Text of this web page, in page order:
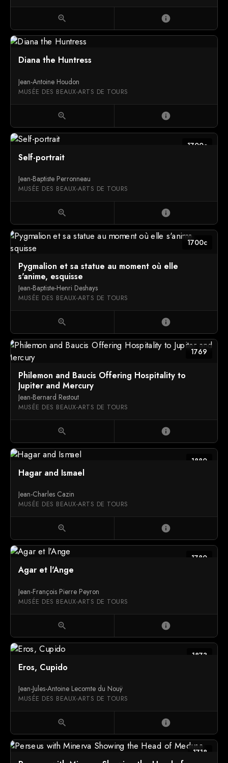
zoom_in info
Diana the Huntress
Jean-Antoine Houdon
MUSÉE DES BEAUX-ARTS DE TOURS
zoom_in info
1700c
Self-portrait
Jean-Baptiste Perronneau
MUSÉE DES BEAUX-ARTS DE TOURS
zoom_in info
1700c
Pygmalion et sa statue au moment où elle
s'anime, esquisse
Jean-Baptiste-Henri Deshays
MUSÉE DES BEAUX-ARTS DE TOURS
zoom_in info
1769
Philemon and Baucis Offering Hospitality to
Jupiter and Mercury
Jean-Bernard Restout
MUSÉE DES BEAUX-ARTS DE TOURS
zoom_in info
1880
Hagar and Ismael
Jean-Charles Cazin
MUSÉE DES BEAUX-ARTS DE TOURS
zoom_in info
1780
Agar et l'Ange
Jean-François Pierre Peyron
MUSÉE DES BEAUX-ARTS DE TOURS
zoom_in info
1873
Eros, Cupido
Jean-Jules-Antoine Lecomte du Nouÿ
MUSÉE DES BEAUX-ARTS DE TOURS
zoom_in info
1718